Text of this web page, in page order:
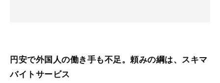
円安で外国人の働き手も不足。頼みの綱は、スキマ
バイトサービス